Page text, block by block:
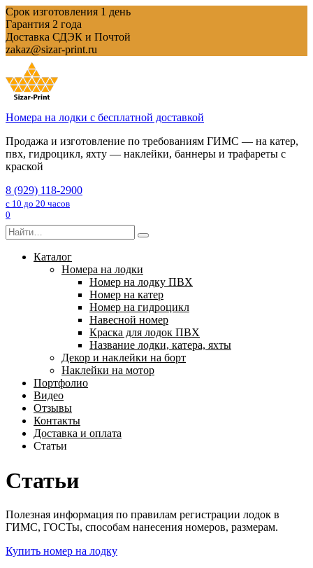
Перейти
к
содержанию
Срок изготовления 1 день
Гарантия 2 года
Доставка СДЭК и Почтой
zakaz@sizar-print.ru
Номера на лодки с бесплатной доставкой
Продажа и изготовление по требованиям ГИМС — на катер,
пвх, гидроцикл, яхту — наклейки, баннеры и трафареты с
краской
8 (929) 118-2900
с 10 до 20 часов
0
Search
for:
Каталог
Номера на лодки
Номер на лодку ПВХ
Номер на катер
Номер на гидроцикл
Навесной номер
Краска для лодок ПВХ
Название лодки, катера, яхты
Декор и наклейки на борт
Наклейки на мотор
Портфолио
Видео
Отзывы
Контакты
Доставка и оплата
Статьи
Статьи
Полезная информация по правилам регистрации лодок в
ГИМС, ГОСТы, способам нанесения номеров, размерам.
Купить номер на лодку